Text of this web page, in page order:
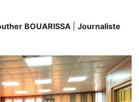
BOUARISSA
Journaliste